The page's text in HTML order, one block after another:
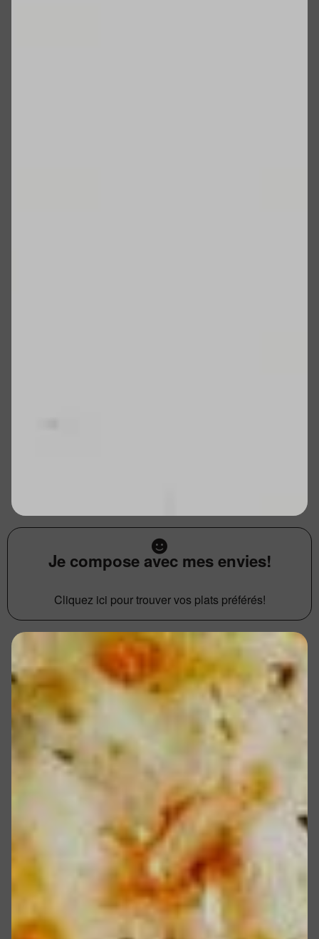
Je compose avec mes envies!
Cliquez ici pour trouver vos plats préférés!